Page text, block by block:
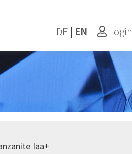
Login
DE | EN
Iaa+